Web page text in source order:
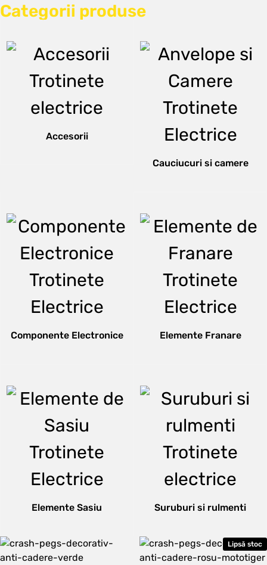
Categorii produse
Accesorii
Cauciucuri si camere
Componente Electronice Elemente Franare
Elemente Sasiu Suruburi si rulmenti
Lipsă stoc